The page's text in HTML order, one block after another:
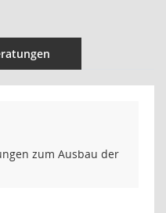
zum Ausbau der